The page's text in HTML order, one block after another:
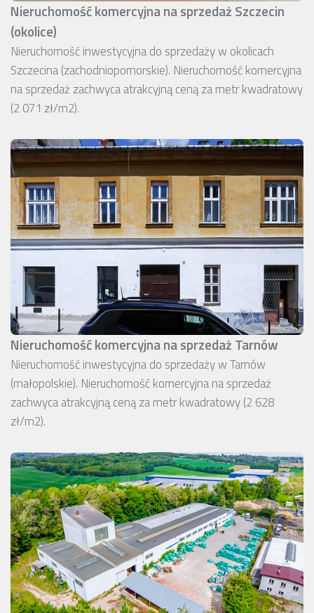
Nieruchomość komercyjna na sprzedaż Szczecin
(okolice)
Nieruchomość inwestycyjna do sprzedaży w okolicach
Szczecina (zachodniopomorskie). Nieruchomość komercyjna
na sprzedaż zachwyca atrakcyjną ceną za metr kwadratowy
(2 071 zł/m2).
Nieruchomość komercyjna na sprzedaż Tarnów
Nieruchomość inwestycyjna do sprzedaży w Tarnów
(małopolskie). Nieruchomość komercyjna na sprzedaż
zachwyca atrakcyjną ceną za metr kwadratowy (2 628
zł/m2).